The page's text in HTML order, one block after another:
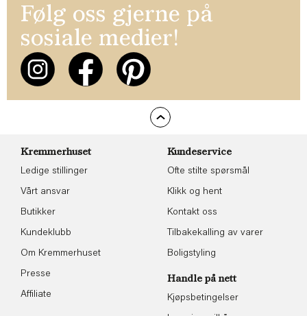
Følg oss gjerne på
sosiale medier!
Kremmerhuset
Ledige stillinger
Vårt ansvar
Butikker
Kundeklubb
Om Kremmerhuset
Presse
Affiliate
Kundeservice
Ofte stilte spørsmål
Klikk og hent
Kontakt oss
Tilbakekalling av varer
Boligstyling
Handle på nett
Kjøpsbetingelser